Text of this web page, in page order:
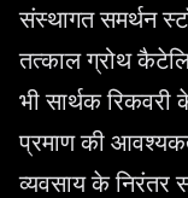
संस्थागत समर्थन
तत्काल ग्रोथ
भी सार्थक
प्रमाण की
व्यवसाय के निरंतर